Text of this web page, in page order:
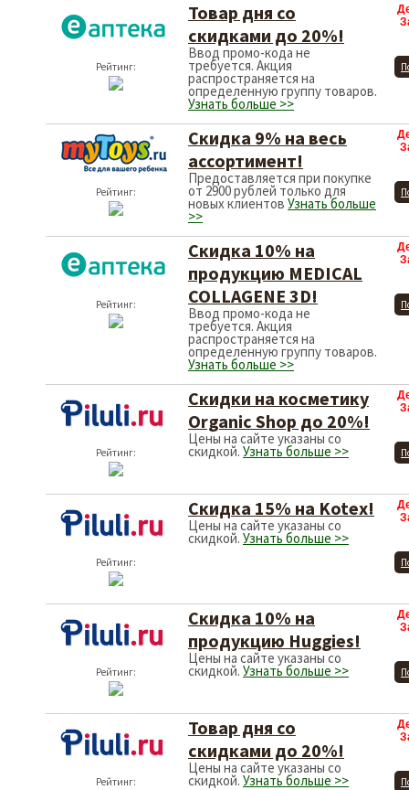
Рейтинг:
Товар дня со
скидками до 20%!
Ввод промо-кода не
требуется. Акция
распространяется на
определенную группу товаров.
Узнать больше >>
Рейтинг:
Скидка 9% на весь
ассортимент!
Предоставляется при покупке
от 2900 рублей только для
новых клиентов Узнать больше
>>
Рейтинг:
Скидка 10% на
продукцию MEDICAL
COLLAGENE 3D!
Ввод промо-кода не
требуется. Акция
распространяется на
определенную группу товаров.
Узнать больше >>
Рейтинг:
Скидки на косметику
Organic Shop до 20%!
Цены на сайте указаны со
скидкой. Узнать больше >>
Рейтинг:
Скидка 15% на Kotex!
Цены на сайте указаны со
скидкой. Узнать больше >>
Рейтинг:
Скидка 10% на
продукцию Huggies!
Цены на сайте указаны со
скидкой. Узнать больше >>
Рейтинг:
Товар дня со
скидками до 20%!
Цены на сайте указаны со
скидкой. Узнать больше >>